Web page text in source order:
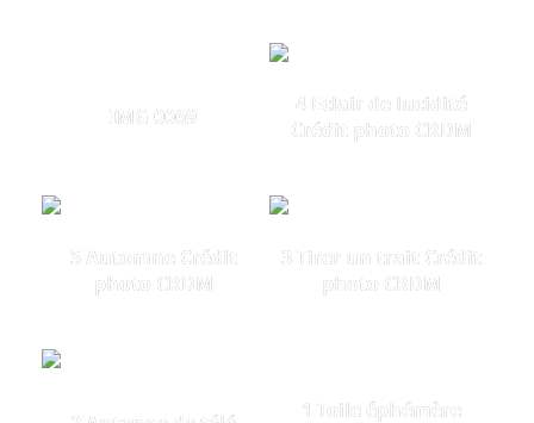
IMG 0069
4 Eclair de lucidité
Crédit photo CRDM
5 Automne Crédit
photo CRDM
3 Tirer un trait Crédit
photo CRDM
1 Toile éphémère